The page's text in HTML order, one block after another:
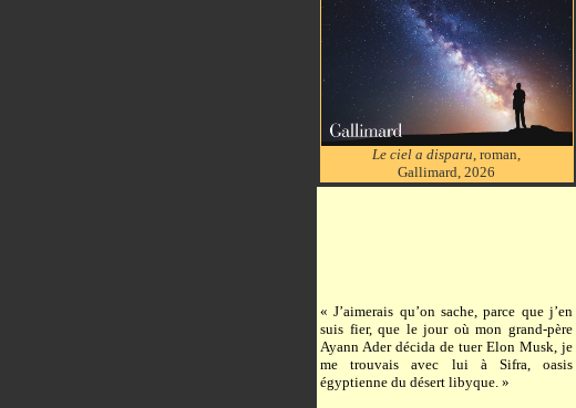
Le ciel a disparu, roman,
Gallimard, 2026
« J’aimerais qu’on sache, parce que j’en
suis fier, que le jour où mon grand-père
Ayann Ader décida de tuer Elon Musk, je
me trouvais avec lui à Sifra, oasis
égyptienne du désert libyque. »